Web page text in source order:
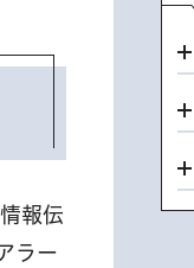
報伝
ラー